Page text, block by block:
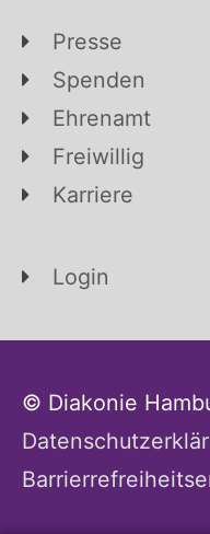
Presse
Spenden
Ehrenamt
Freiwillig
Karriere
Login
© Diakonie